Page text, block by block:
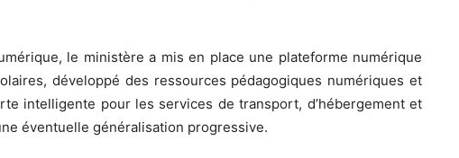
le ministère a mis en place une plateforme numérique
développé des ressources pédagogiques numériques et
intelligente pour les services de transport, d’hébergement et
éventuelle généralisation progressive.